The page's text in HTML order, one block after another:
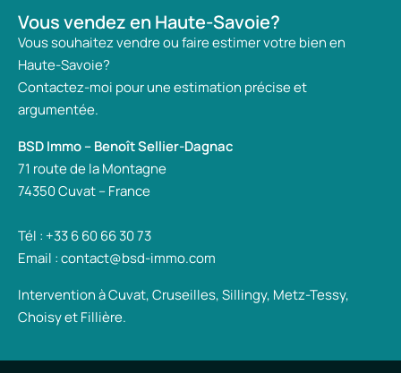
Vous vendez en Haute-Savoie?
Vous souhaitez vendre ou faire estimer votre bien en
Haute-Savoie?
Contactez-moi pour une estimation précise et
argumentée.
BSD Immo – Benoît Sellier-Dagnac
71 route de la Montagne
74350 Cuvat – France
Tél : +33 6 60 66 30 73
Email : contact@bsd-immo.com
Intervention à Cuvat, Cruseilles, Sillingy, Metz-Tessy,
Choisy et Fillière.